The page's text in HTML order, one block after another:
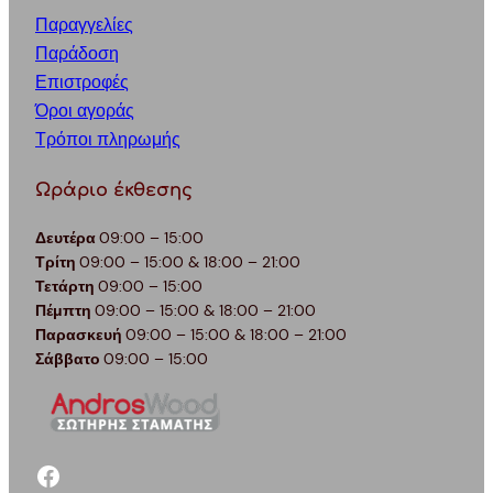
Παραγγελίες
Παράδοση
Επιστροφές
Όροι αγοράς
Τρόποι πληρωμής
Ωράριο έκθεσης
Δευτέρα09:00 – 15:00
Τρίτη 09:00 – 15:00 & 18:00 – 21:00
Τετάρτη 09:00 – 15:00
Πέμπτη 09:00 – 15:00 & 18:00 – 21:00
Παρασκευή 09:00 – 15:00 & 18:00 – 21:00
Σάββατο 09:00 – 15:00
facebook